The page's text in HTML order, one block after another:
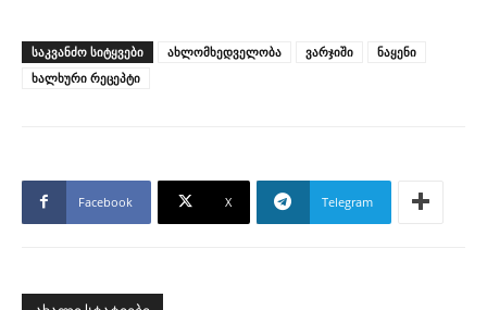
ᲡᲐᲙᲕᲐᲜᲫᲝ ᲡᲘᲢᲧᲕᲔᲑᲘ ახლომხედველობა ვარჯიში
ნაყენი
ხალხური რეცეპტი
Facebook X Telegram